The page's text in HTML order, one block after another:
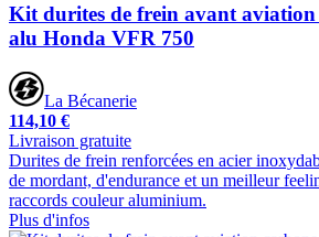
Kit durites de frein avant aviation
alu Honda VFR 750
La Bécanerie
114,10 €
Livraison gratuite
Durites de frein renforcées en acier
de mordant, d'endurance et un meilleur
raccords couleur aluminium.
Plus d'infos